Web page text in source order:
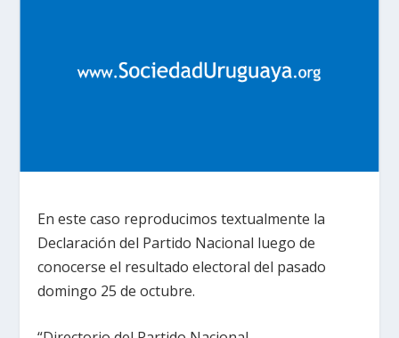
En este caso reproducimos textualmente la
Declaración del Partido Nacional luego de
conocerse el resultado electoral del pasado
domingo 25 de octubre.